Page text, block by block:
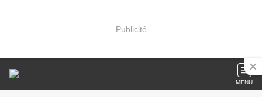
Publicité
MENU